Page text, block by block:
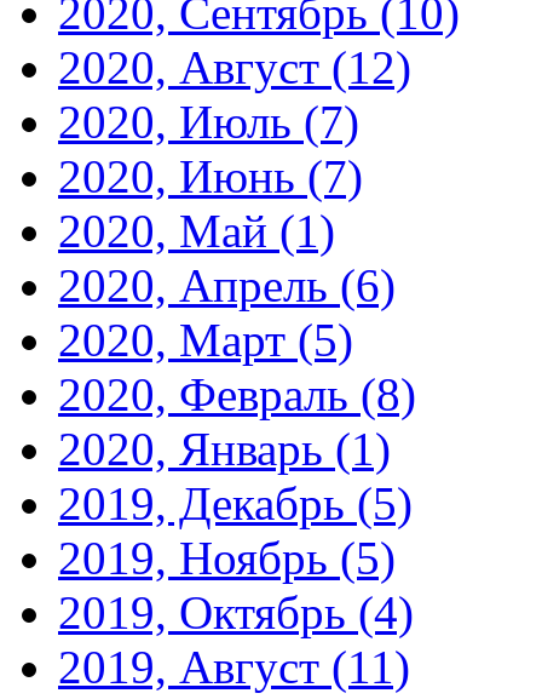
2020, Сентябрь (10)
2020, Август (12)
2020, Июль (7)
2020, Июнь (7)
2020, Май (1)
2020, Апрель (6)
2020, Март (5)
2020, Февраль (8)
2020, Январь (1)
2019, Декабрь (5)
2019, Ноябрь (5)
2019, Октябрь (4)
2019, Август (11)